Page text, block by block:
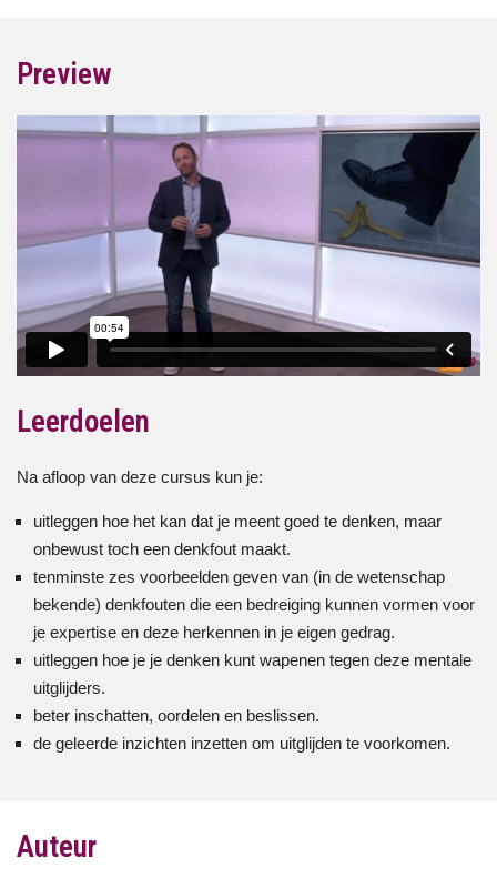
Preview
Leerdoelen
Na afloop van deze cursus kun je:
uitleggen hoe het kan dat je meent goed te denken, maar
onbewust toch een denkfout maakt.
tenminste zes voorbeelden geven van (in de wetenschap
bekende) denkfouten die een bedreiging kunnen vormen voor
je expertise en deze herkennen in je eigen gedrag.
uitleggen hoe je je denken kunt wapenen tegen deze mentale
uitglijders.
beter inschatten, oordelen en beslissen.
de geleerde inzichten inzetten om uitglijden te voorkomen.
Auteur